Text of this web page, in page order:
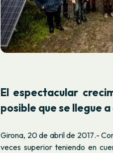
El espectacular
posible que se llegue
Girona, 20 de abril de 2017.-
veces superior teniendo en